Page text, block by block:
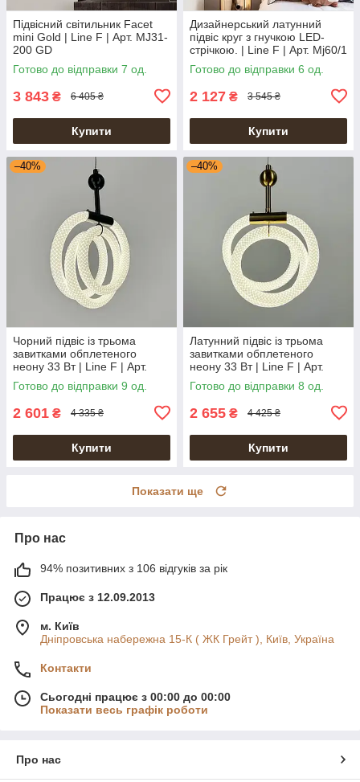
Підвісний світильник Facet
mini Gold | Line F | Арт. MJ31-
200 GD
Готово до відправки 7 од.
3 843 ₴ 6 405 ₴
Купити
Дизайнерський латунний
підвіс круг з гнучкою LED-
стрічкою. | Line F | Арт. Mj60/1
Готово до відправки 6 од.
2 127 ₴ 3 545 ₴
Купити
–40%
Чорний підвіс із трьома
завитками обплетеного
неону 33 Вт | Line F | Арт.
MJ201-400 BK
Готово до відправки 9 од.
2 601 ₴ 4 335 ₴
Купити
–40%
Латунний підвіс із трьома
завитками обплетеного
неону 33 Вт | Line F | Арт.
MJ201-400 AB
Готово до відправки 8 од.
2 655 ₴ 4 425 ₴
Купити
Показати ще
Про нас
94% позитивних з 106 відгуків за рік
Працює з 12.09.2013
м. Київ
Дніпровська набережна 15-К ( ЖК Грейт ), Київ, Україна
Контакти
Сьогодні працює з 00:00 до 00:00
Показати весь графік роботи
Про нас